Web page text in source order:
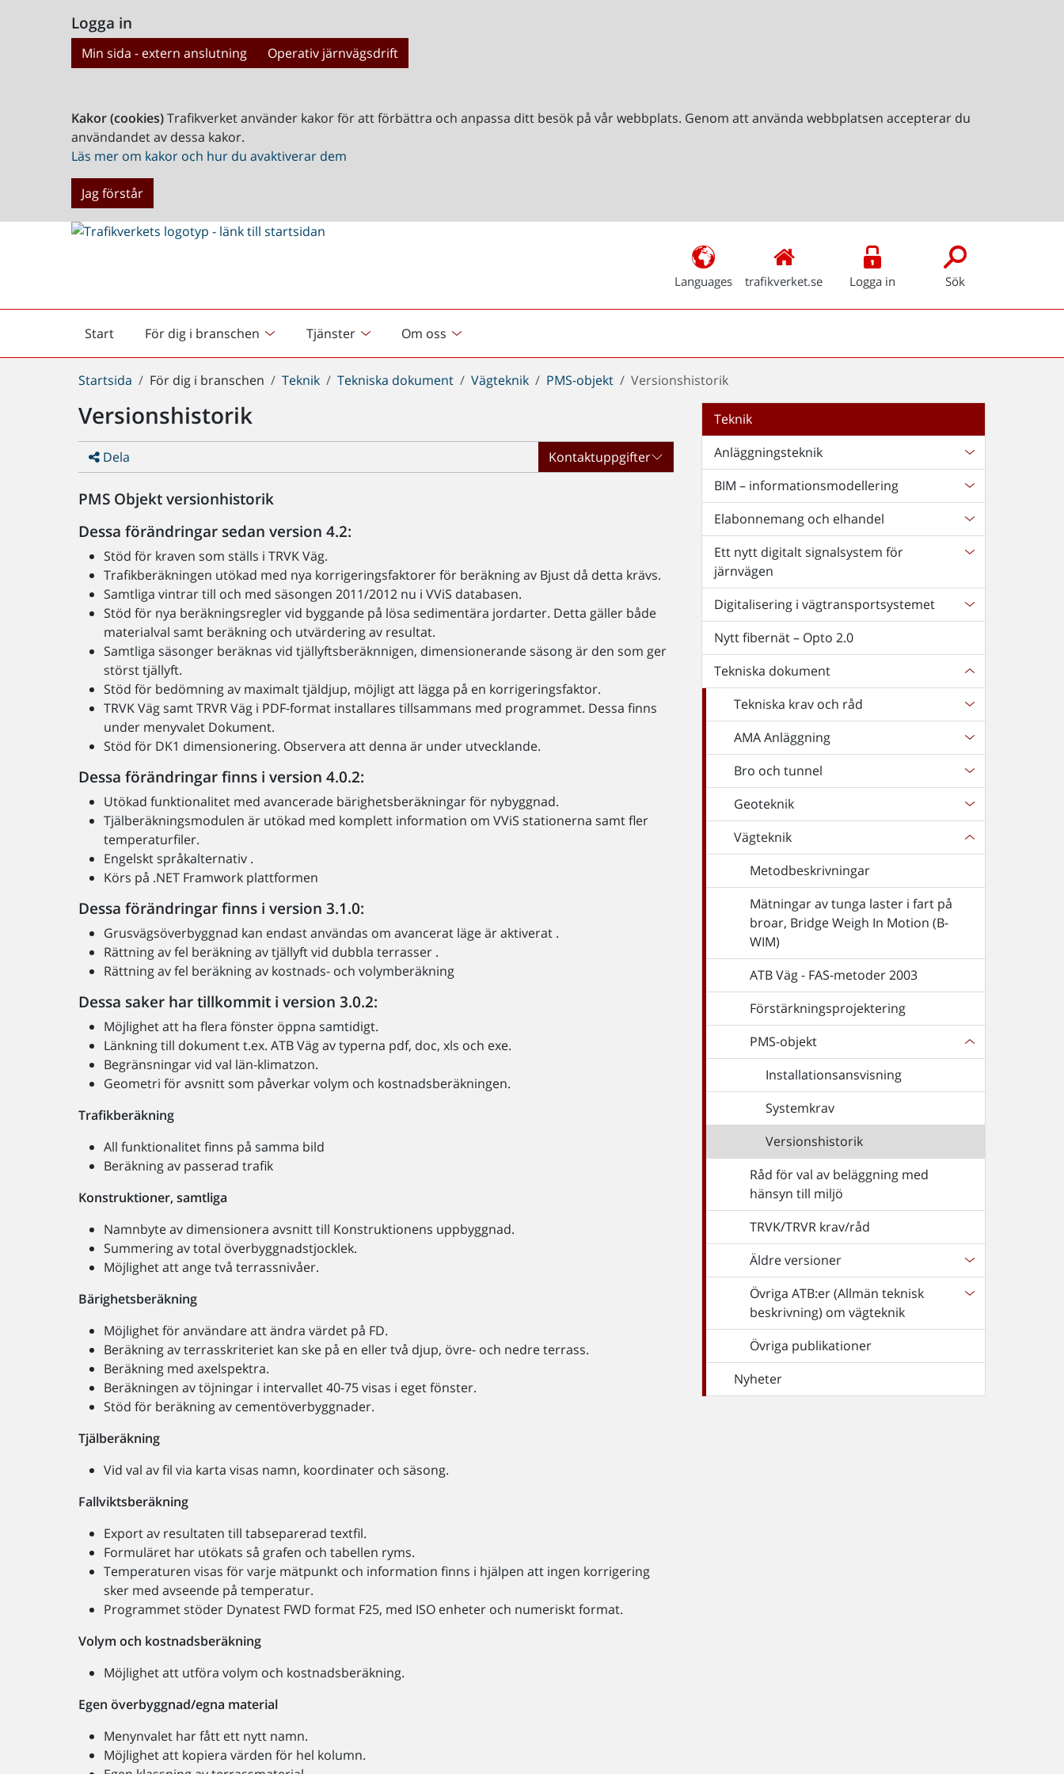
Logga in
Min sida - extern anslutning Operativ järnvägsdrift
Kakor (cookies)Trafikverket använder kakor för att förbättra och anpassa ditt besök på vår webbplats. Genom att använda webbplatsen accepterar du
användandet av dessa kakor.
Läs mer om kakor och hur du avaktiverar dem
Jag förstår
Languages trafikverket.se Logga in Sök
Start
Startsida För dig i branschen Tjänster Om oss
Du
här:
Startsida För dig i branschen Teknik Tekniska dokument Vägteknik PMS-objekt Versionshistorik
Versionshistorik
Dela Kontaktuppgifter
PMS Objekt versionhistorik
Dessa förändringar sedan version 4.2:
Stöd för kraven som ställs i TRVK Väg.
Trafikberäkningen utökad med nya korrigeringsfaktorer för beräkning av Bjust då detta krävs.
Samtliga vintrar till och med säsongen 2011/2012 nu i VViS databasen.
Stöd för nya beräkningsregler vid byggande på lösa sedimentära jordarter. Detta gäller både
materialval samt beräkning och utvärdering av resultat.
Samtliga säsonger beräknas vid tjällyftsberäknnigen, dimensionerande säsong är den som ger
störst tjällyft.
Stöd för bedömning av maximalt tjäldjup, möjligt att lägga på en korrigeringsfaktor.
TRVK Väg samt TRVR Väg i PDF-format installares tillsammans med programmet. Dessa finns
under menyvalet Dokument.
Stöd för DK1 dimensionering. Observera att denna är under utvecklande.
Dessa förändringar finns i version 4.0.2:
Utökad funktionalitet med avancerade bärighetsberäkningar för nybyggnad.
Tjälberäkningsmodulen är utökad med komplett information om VViS stationerna samt fler
temperaturfiler.
Engelskt språkalternativ .
Körs på .NET Framwork plattformen
Dessa förändringar finns i version 3.1.0:
Grusvägsöverbyggnad kan endast användas om avancerat läge är aktiverat .
Rättning av fel beräkning av tjällyft vid dubbla terrasser .
Rättning av fel beräkning av kostnads- och volymberäkning
Dessa saker har tillkommit i version 3.0.2:
Möjlighet att ha flera fönster öppna samtidigt.
Länkning till dokument t.ex. ATB Väg av typerna pdf, doc, xls och exe.
Begränsningar vid val län-klimatzon.
Geometri för avsnitt som påverkar volym och kostnadsberäkningen.
Trafikberäkning
All funktionalitet finns på samma bild
Beräkning av passerad trafik
Konstruktioner, samtliga
Namnbyte av dimensionera avsnitt till Konstruktionens uppbyggnad.
Summering av total överbyggnadstjocklek.
Möjlighet att ange två terrassnivåer.
Bärighetsberäkning
Möjlighet för användare att ändra värdet på FD.
Beräkning av terrasskriteriet kan ske på en eller två djup, övre- och nedre terrass.
Beräkning med axelspektra.
Beräkningen av töjningar i intervallet 40-75 visas i eget fönster.
Stöd för beräkning av cementöverbyggnader.
Tjälberäkning
Vid val av fil via karta visas namn, koordinater och säsong.
Fallviktsberäkning
Export av resultaten till tabseparerad textfil.
Formuläret har utökats så grafen och tabellen ryms.
Temperaturen visas för varje mätpunkt och information finns i hjälpen att ingen korrigering
sker med avseende på temperatur.
Programmet stöder Dynatest FWD format F25, med ISO enheter och numeriskt format.
Volym och kostnadsberäkning
Möjlighet att utföra volym och kostnadsberäkning.
Egen överbyggnad/egna material
Menynvalet har fått ett nytt namn.
Möjlighet att kopiera värden för hel kolumn.
Teknik
Anläggningsteknik
BIM – informationsmodellering
Elabonnemang och elhandel
Ett nytt digitalt signalsystem för
järnvägen
Digitalisering i vägtransportsystemet
Nytt fibernät – Opto 2.0
Tekniska dokument
Tekniska krav och råd
AMA Anläggning
Bro och tunnel
Geoteknik
Vägteknik
Metodbeskrivningar
Mätningar av tunga laster i fart på
broar, Bridge Weigh In Motion (B-
WIM)
ATB Väg - FAS-metoder 2003
Förstärkningsprojektering
PMS-objekt
Installationsansvisning
Systemkrav
Versionshistorik
Råd för val av beläggning med
hänsyn till miljö
TRVK/TRVR krav/råd
Äldre versioner
Övriga ATB:er (Allmän teknisk
beskrivning) om vägteknik
Övriga publikationer
Nyheter